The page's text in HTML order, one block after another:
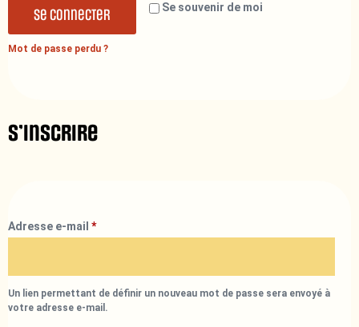
Se souvenir de moi
Se connecter
Mot de passe perdu ?
S’inscrire
Adresse e-mail *
Un lien permettant de définir un nouveau mot de passe sera envoyé à
votre adresse e-mail.